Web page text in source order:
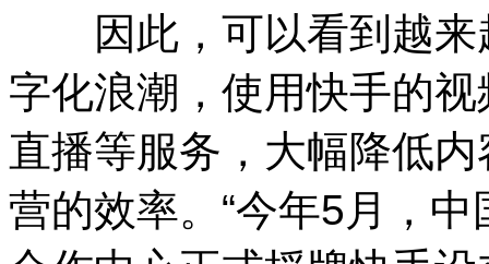
因此，可以看到越来
字化浪潮，使用快手的
直播等服务，大幅降低
营的效率。“今年5月，